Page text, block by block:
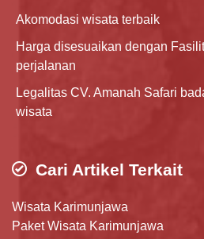
Akomodasi wisata terbaik
Harga disesuaikan dengan
perjalanan
Legalitas CV. Amanah Safari
wisata
Cari Artikel Terkait
Wisata Karimunjawa
Paket Wisata Karimunjawa